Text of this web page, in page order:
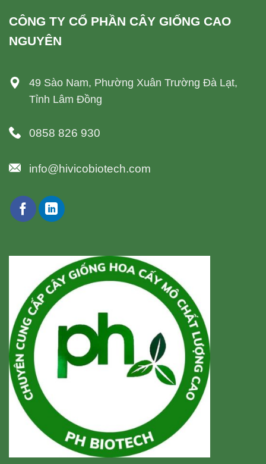
CÔNG TY CỔ PHẦN CÂY GIỐNG CAO
NGUYÊN
49 Sào Nam, Phường Xuân Trường Đà Lạt,
Tỉnh Lâm Đồng
0858 826 930
info@hivicobiotech.com